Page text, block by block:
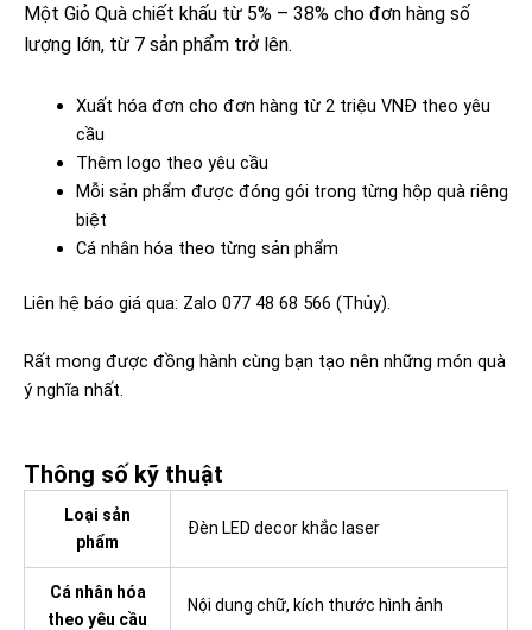
Một Giỏ Quà chiết khấu từ 5% – 38% cho đơn hàng số
lượng lớn, từ 7 sản phẩm trở lên.
Xuất hóa đơn cho đơn hàng từ 2 triệu VNĐ theo yêu
cầu
Thêm logo theo yêu cầu
Mỗi sản phẩm được đóng gói trong từng hộp quà riêng
biệt
Cá nhân hóa theo từng sản phẩm
Liên hệ báo giá qua: Zalo 077 48 68 566 (Thủy).
Rất mong được đồng hành cùng bạn tạo nên những món quà
ý nghĩa nhất.
Thông số kỹ thuật
Loại sản
phẩm
Đèn LED decor khắc laser
Cá nhân hóa
theo yêu cầu
Nội dung chữ, kích thước hình ảnh